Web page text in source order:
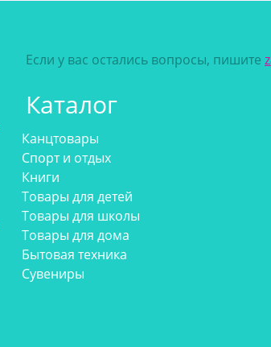
Если у вас остались вопросы, пишите
Каталог
Канцтовары
Спорт и отдых
Книги
Товары для детей
Товары для школы
Товары для дома
Бытовая техника
Сувениры